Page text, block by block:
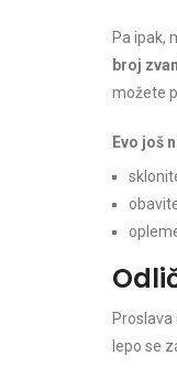
Pa ipak,
broj
možete
Evo još
lepo se